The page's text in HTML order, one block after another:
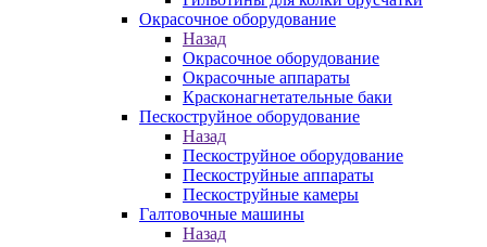
Окрасочное оборудование
Назад
Окрасочное оборудование
Окрасочные аппараты
Красконагнетательные баки
Пескоструйное оборудование
Назад
Пескоструйное оборудование
Пескоструйные аппараты
Пескоструйные камеры
Галтовочные машины
Назад